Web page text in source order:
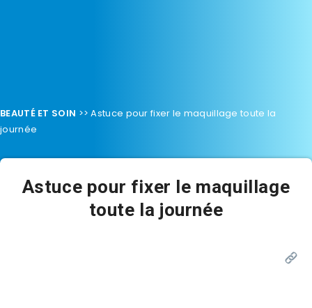
BEAUTÉ ET SOIN >>Astuce pour fixer le maquillage toute la
journée
Astuce pour fixer le maquillage
toute la journée